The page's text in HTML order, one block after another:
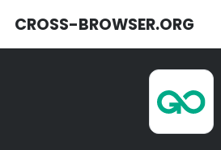
CROSS-BROWSER.ORG